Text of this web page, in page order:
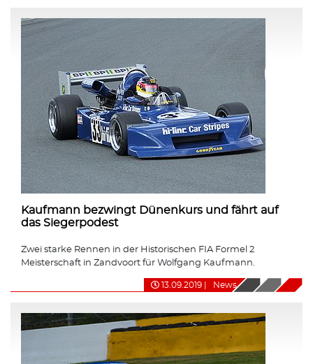
Kaufmann bezwingt Dünenkurs und fährt auf
das Siegerpodest
Zwei starke Rennen in der Historischen FIA Formel 2
Meisterschaft in Zandvoort für Wolfgang Kaufmann.
13.09.2019 News